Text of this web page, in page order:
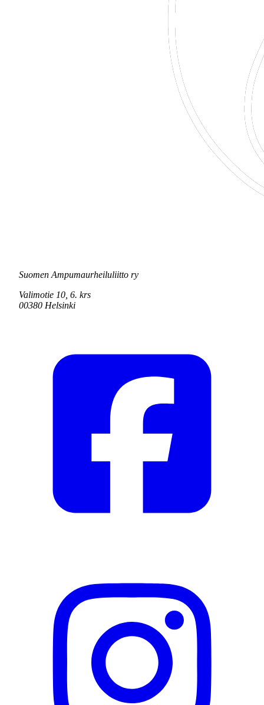
Suomen Ampumaurheiluliitto ry
Valimotie 10, 6. krs
00380 Helsinki